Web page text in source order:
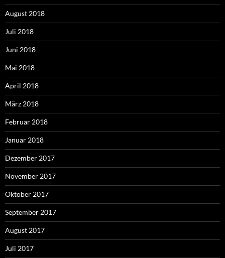
August 2018
Juli 2018
Juni 2018
Mai 2018
April 2018
März 2018
Februar 2018
Januar 2018
Dezember 2017
November 2017
Oktober 2017
September 2017
August 2017
Juli 2017